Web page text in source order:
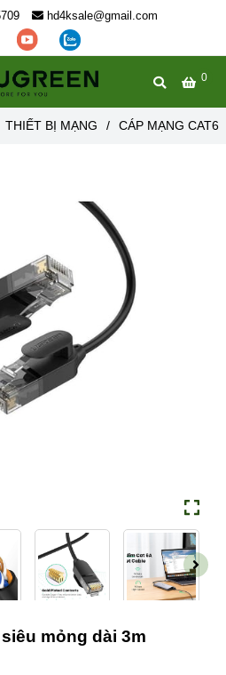
hd4ksale@gmail.com
0
THIẾT BỊ MẠNG / CÁP MẠNG CAT6
mỏng dài 3m